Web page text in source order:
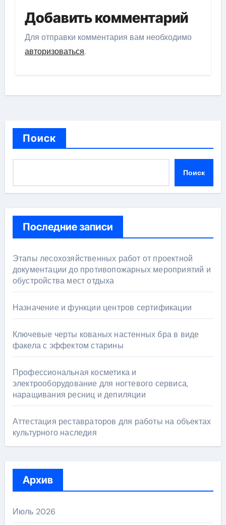
Добавить комментарий
Для отправки комментария вам необходимо
авторизоваться.
Поиск
Поиск
Последние записи
Этапы лесохозяйственных работ от проектной
документации до противопожарных мероприятий и
обустройства мест отдыха
Назначение и функции центров сертификации
Ключевые черты кованых настенных бра в виде
факела с эффектом старины
Профессиональная косметика и
электрооборудование для ногтевого сервиса,
наращивания ресниц и депиляции
Аттестация реставраторов для работы на объектах
культурного наследия
Архив
Июль 2026